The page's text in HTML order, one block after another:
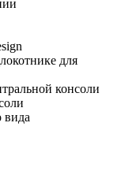
для
консоли
вида